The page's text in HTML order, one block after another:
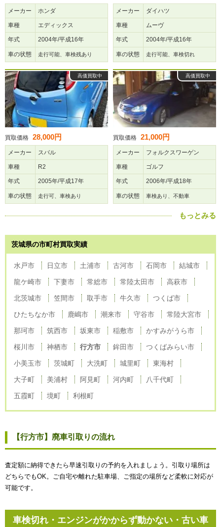
メーカー ホンダ
車種 エディックス
年式 2004年/平成16年
車の状態 走行可能、車検残あり
メーカー ダイハツ
車種 ムーヴ
年式 2004年/平成16年
車の状態 走行可能、車検切れ
高価買取中
買取価格 28,000円
メーカー スバル
車種 R2
年式 2005年/平成17年
車の状態 走行可、車検あり
高価買取中
買取価格 21,000円
メーカー フォルクスワーゲン
車種 ゴルフ
年式 2006年/平成18年
車の状態 車検あり、不動車
もっとみる
茨城県の市町村買取実績
水戸市 日立市 土浦市 古河市 石岡市 結城市
龍ケ崎市 下妻市 常総市 常陸太田市 高萩市
北茨城市 笠間市 取手市 牛久市 つくば市
ひたちなか市 鹿嶋市 潮来市 守谷市 常陸大宮市
那珂市 筑西市 坂東市 稲敷市 かすみがうら市
桜川市 神栖市 行方市 鉾田市 つくばみらい市
小美玉市 茨城町 大洗町 城里町 東海村
大子町 美浦村 阿見町 河内町 八千代町
五霞町 境町 利根町
【行方市】廃車引取りの流れ
査定額に納得できたら早速引取りの予約を入れましょう。引取り場所は
どちらでもOK。ご自宅や離れた駐車場、ご指定の場所など柔軟に対応が
可能です。
車検切れ・エンジンがかからず動かない・古い車